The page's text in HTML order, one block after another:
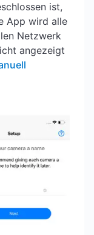
ist,
App wird alle
Netzwerk
angezeigt